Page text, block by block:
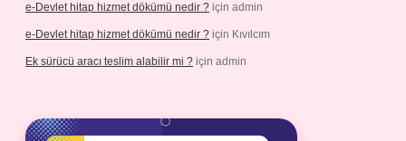
e-Devlet hitap hizmet dökümü nedir ? için admin
e-Devlet hitap hizmet dökümü nedir ? için Kıvılcım
Ek sürücü aracı teslim alabilir mi ? için admin